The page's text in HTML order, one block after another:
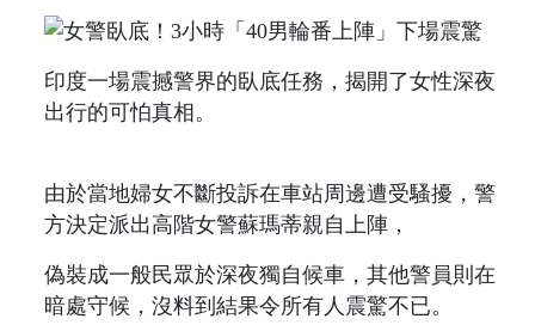
印度一場震撼警界的臥底任務，揭開了女性深夜
出行的可怕真相。
由於當地婦女不斷投訴在車站周邊遭受騷擾，警
方決定派出高階女警蘇瑪蒂親自上陣，
偽裝成一般民眾於深夜獨自候車，其他警員則在
暗處守候，沒料到結果令所有人震驚不已。